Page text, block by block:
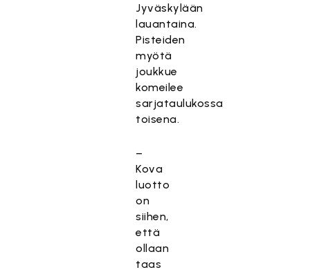
Jyväskylään
lauantaina.
Pisteiden
myötä
joukkue
komeilee
sarjataulukossa
toisena.
–
Kova
luotto
on
siihen,
että
ollaan
taas